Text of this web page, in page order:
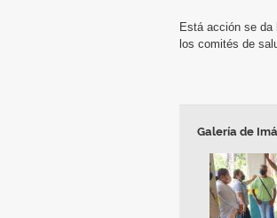
Está acción se da
los comités de
Galería de